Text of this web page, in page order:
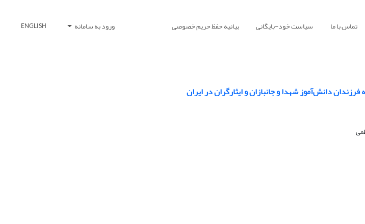
تماس با ما سیاست خود-بایگانی بیانیه حفظ حریم خصوصی ورود به سامانه ENGLISH
دانش‌آموز شهدا و جانبازان و ایثارگران در ایران